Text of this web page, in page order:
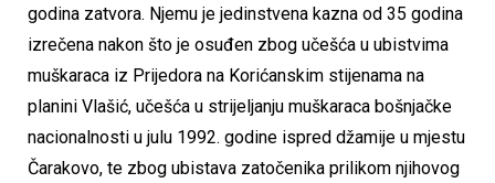
godina zatvora. Njemu je jedinstvena kazna od 35 godina
izrečena nakon što je osuđen zbog učešća u ubistvima
muškaraca iz Prijedora na Korićanskim stijenama na
planini Vlašić, učešća u strijeljanju muškaraca bošnjačke
nacionalnosti u julu 1992. godine ispred džamije u mjestu
Čarakovo, te zbog ubistava zatočenika prilikom njihovog